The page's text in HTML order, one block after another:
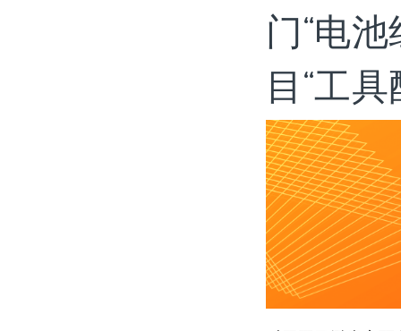
门“电
目“工